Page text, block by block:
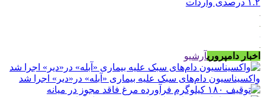
۱.۲ درصدی واردات
اخبار دامپروریآرشیو
واکسیناسیون دام‌های سبک علیه بیماری «آبله» در«دیر» اجرا شد